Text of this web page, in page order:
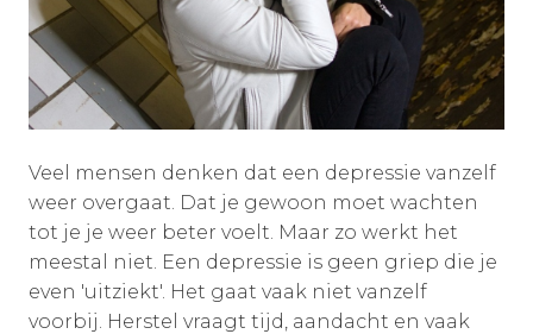
Veel mensen denken dat een depressie vanzelf
weer overgaat. Dat je gewoon moet wachten
tot je je weer beter voelt. Maar zo werkt het
meestal niet. Een depressie is geen griep die je
even 'uitziekt'. Het gaat vaak niet vanzelf
voorbij. Herstel vraagt tijd, aandacht en vaak